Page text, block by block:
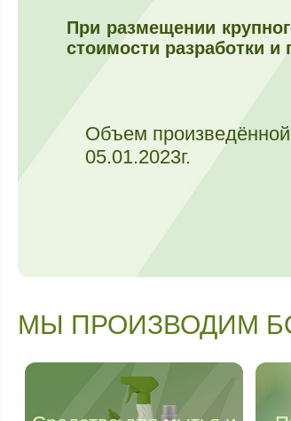
При размещении
стоимости разработки и
Объем
05.01.2023г.
МЫ ПРОИЗВОДИМ